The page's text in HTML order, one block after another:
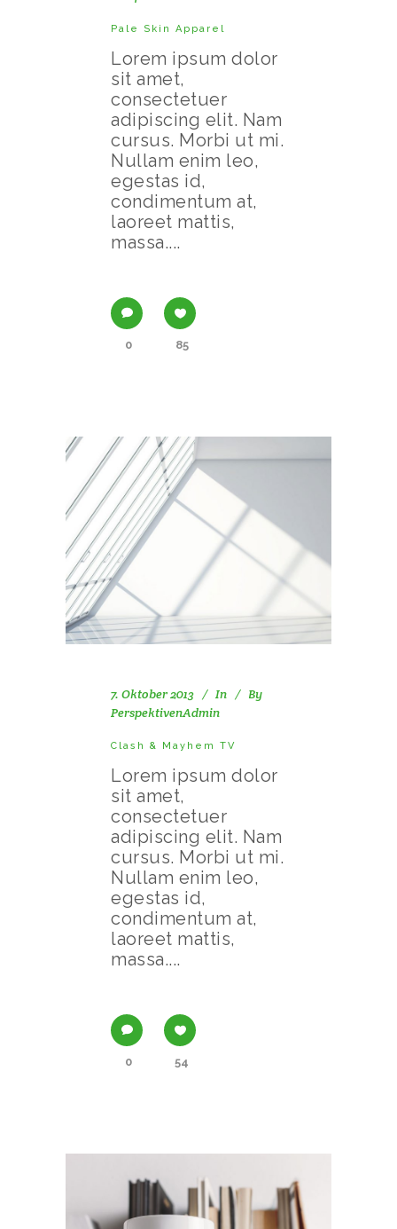
Pale Skin Apparel
Lorem ipsum dolor
sit amet,
consectetuer
adipiscing elit. Nam
cursus. Morbi ut mi.
Nullam enim leo,
egestas id,
condimentum at,
laoreet mattis,
massa....
0 85
7. Oktober 2013 In
By
PerspektivenAdmin
Clash & Mayhem TV
Lorem ipsum dolor
sit amet,
consectetuer
adipiscing elit. Nam
cursus. Morbi ut mi.
Nullam enim leo,
egestas id,
condimentum at,
laoreet mattis,
massa....
0 54